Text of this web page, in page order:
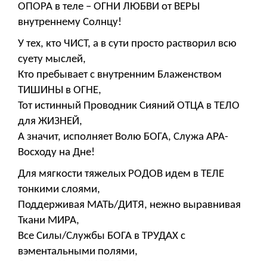
ОПОРА в теле – ОГНИ ЛЮБВИ от ВЕРЫ
внутреннему Солнцу!
У тех, кто ЧИСТ, а в сути просто растворил всю
суету мыслей,
Кто пребывает с внутренним Блаженством
ТИШИНЫ в ОГНЕ,
Тот истинный Проводник Сияний ОТЦА в ТЕЛО
для ЖИЗНЕЙ,
А значит, исполняет Волю БОГА, Служа АРА-
Восходу на Дне!
Для мягкости тяжелых РОДОВ идем в ТЕЛЕ
тонкими слоями,
Поддерживая МАТЬ/ДИТЯ, нежно выравнивая
Ткани МИРА,
Все Силы/Службы БОГА в ТРУДАХ с
вэментальными полями,